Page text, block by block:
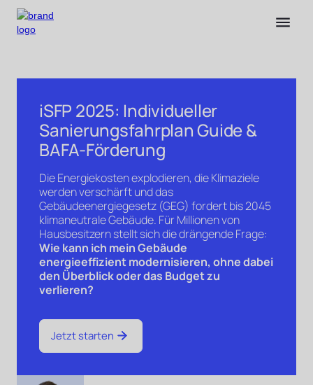
iSFP 2025: Individueller
Sanierungsfahrplan Guide &
BAFA-Förderung
Die Energiekosten explodieren, die Klimaziele
werden verschärft und das
Gebäudeenergiegesetz (GEG) fordert bis 2045
klimaneutrale Gebäude. Für Millionen von
Hausbesitzern stellt sich die drängende Frage:
Wie kann ich mein Gebäude
energieeffizient modernisieren, ohne dabei
den Überblick oder das Budget zu
verlieren?
Jetzt starten